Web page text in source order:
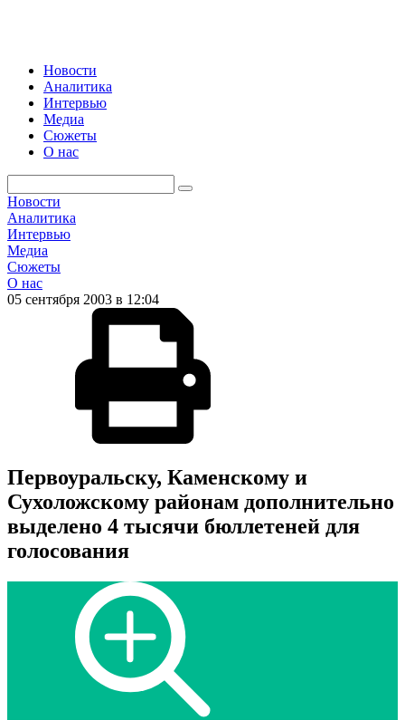
Новости
Аналитика
Интервью
Медиа
Сюжеты
О нас
Новости
Аналитика
Интервью
Медиа
Сюжеты
О нас
05 сентября 2003 в 12:04
Первоуральску, Каменскому и
Сухоложскому районам дополнительно
выделено 4 тысячи бюллетеней для
голосования